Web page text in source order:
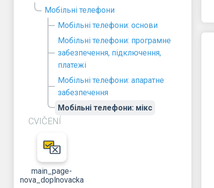
Мобільні телефони
Мобільні телефони: основи
Мобільні телефони: програмне
забезпечення, підключення,
платежі
Мобільні телефони: апаратне
забезпечення
Мобільні телефони: мікс
CVIČENÍ
main_page-
nova_doplnovacka